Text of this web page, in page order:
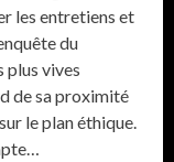
les entretiens et
du
plus vives
de sa proximité
le plan éthique.